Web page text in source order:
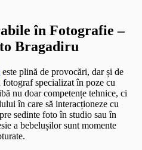
în Fotografie –
Bragadiru
este plină de provocări, dar și de
specializat în poze cu
nu doar competențe tehnice, ci
în care să interacționeze cu
sedinte foto în studio sau în
a bebelușilor sunt momente